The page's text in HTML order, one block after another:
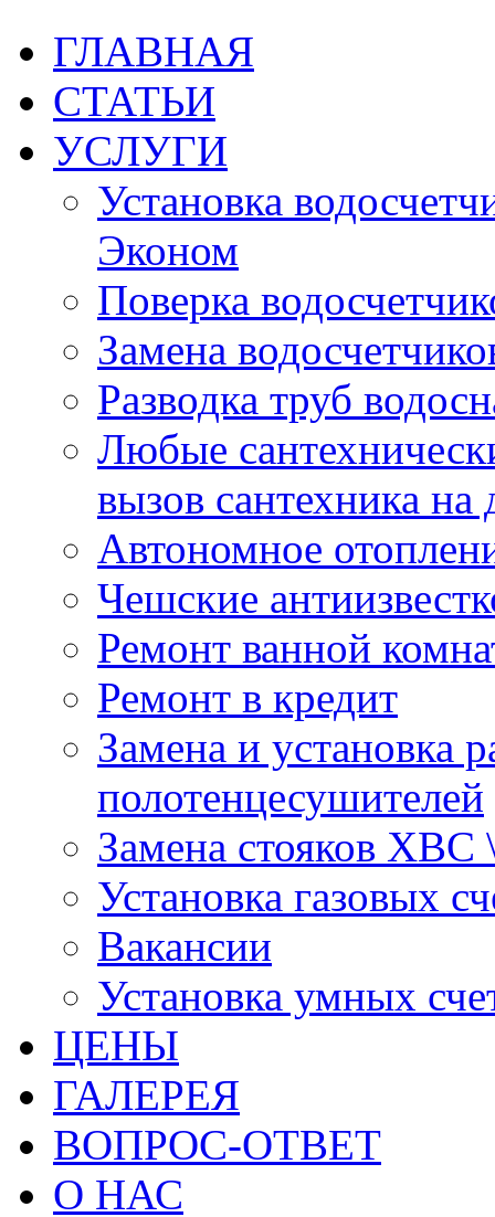
ГЛАВНАЯ
СТАТЬИ
УСЛУГИ
Установка
Эконом
Поверка
Замена
Разводка труб
Любые
вызов сантехника на
Автономное
Чешские
Ремонт ванной
Ремонт в кредит
Замена и установка
полотенцесушителей
Замена стояков
Установка газовых
Вакансии
Установка умных
ЦЕНЫ
ГАЛЕРЕЯ
ВОПРОС-ОТВЕТ
О НАС